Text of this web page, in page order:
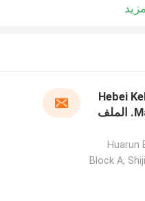
Hebei
Machinery Co., Ltd. الملف
Huarun
Block A,